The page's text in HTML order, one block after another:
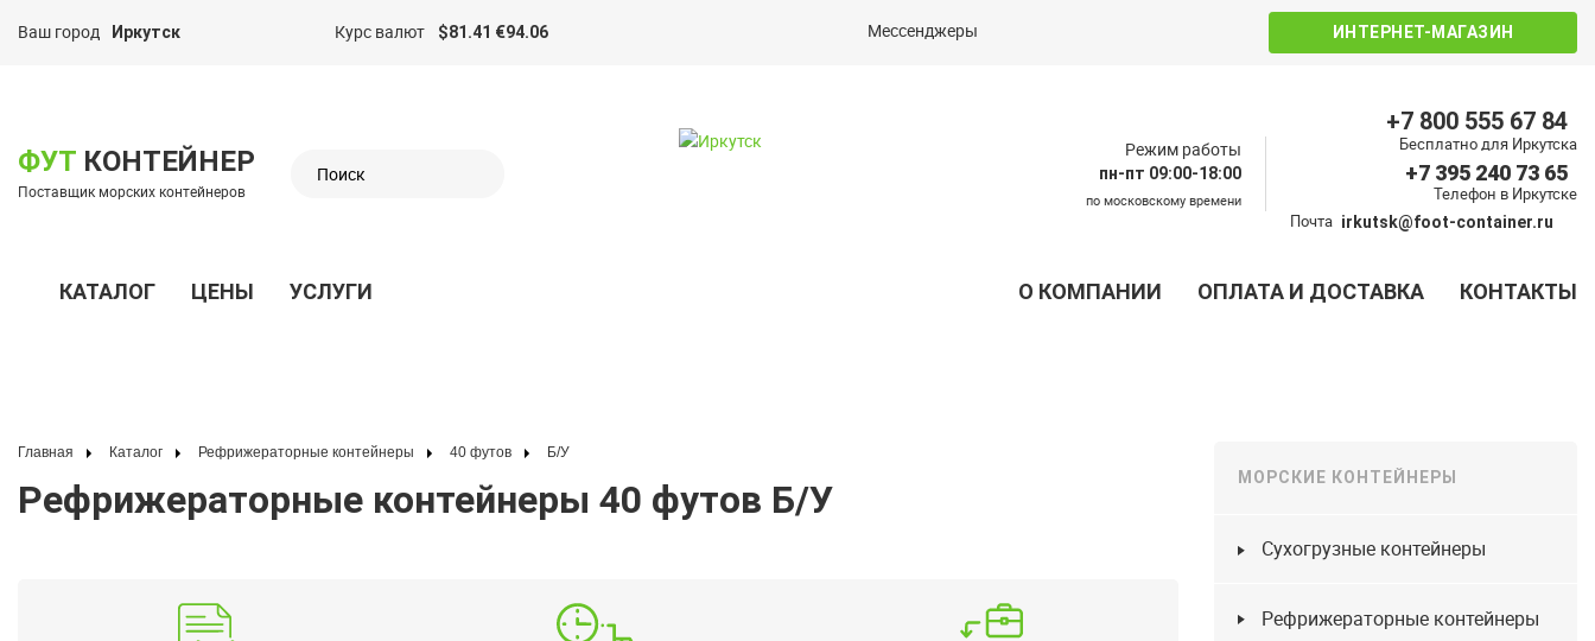
Ваш город Иркутск Курс валют $81.41 €94.06 Мессенджеры ИНТЕРНЕТ-МАГАЗИН
ФУТ КОНТЕЙНЕР
Поставщик морских контейнеров
Режим работы
пн-пт 09:00-18:00
по московскому времени
Бесплатно для Иркутска
+7 800 555 67 84
Телефон в Иркутске
+7 395 240 73 65
Почта irkutsk@foot-container.ru
КАТАЛОГ ЦЕНЫ УСЛУГИ О КОМПАНИИ ОПЛАТА И ДОСТАВКА КОНТАКТЫ
Главная Каталог Рефрижераторные контейнеры 40 футов Б/У
Рефрижераторные контейнеры 40 футов Б/У МОРСКИЕ КОНТЕЙНЕРЫ
Сухогрузные контейнеры
Рефрижераторные контейнеры